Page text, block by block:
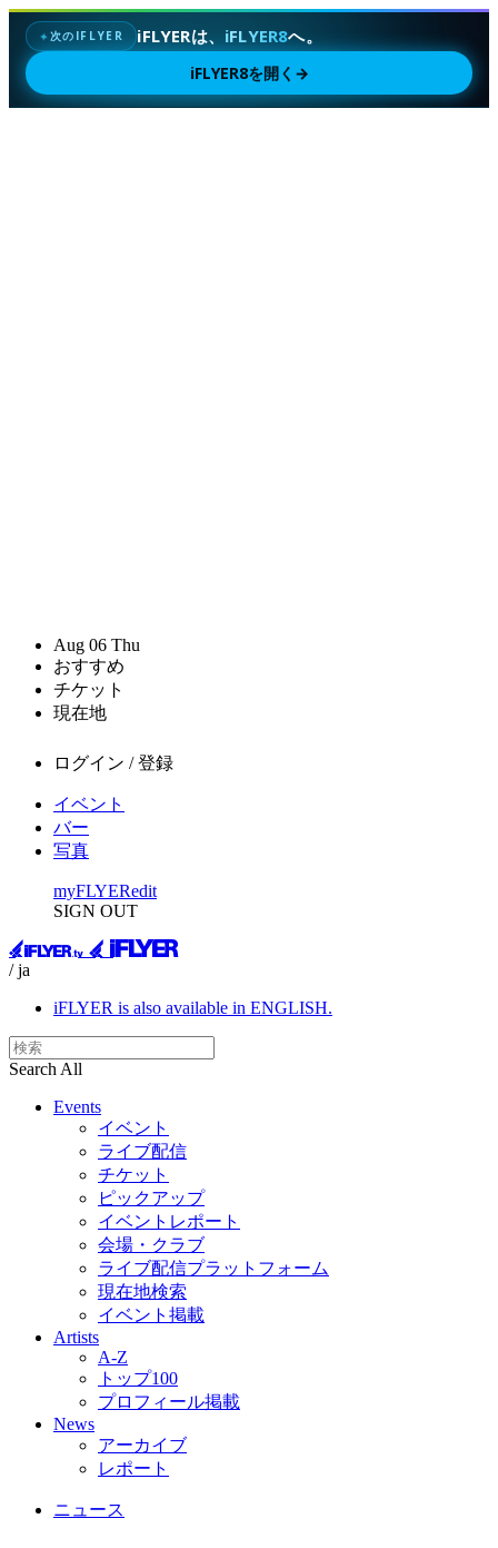
✦次のIFLYER iFLYERは、 iFLYER8へ。
iFLYER8を開く →
Aug 06 Thu
おすすめ
チケット
現在地
ログイン / 登録
イベント
バー
写真
myFLYERedit
SIGN OUT
/ ja
iFLYER is also available in ENGLISH.
Search All
Events
イベント
ライブ配信
チケット
ピックアップ
イベントレポート
会場・クラブ
ライブ配信プラットフォーム
現在地検索
イベント掲載
Artists
A-Z
トップ100
プロフィール掲載
News
アーカイブ
レポート
ニュース